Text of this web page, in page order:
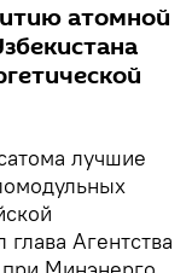
атомной
лучшие
Агентства